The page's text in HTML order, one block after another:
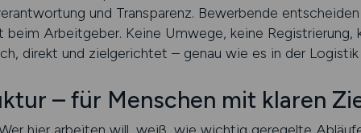
und Transparenz. Bewerbende
Arbeitgeber. Keine Umwege, keine Registrierung,
direkt und zielgerichtet – genau wie es in der
– für Menschen mit klaren